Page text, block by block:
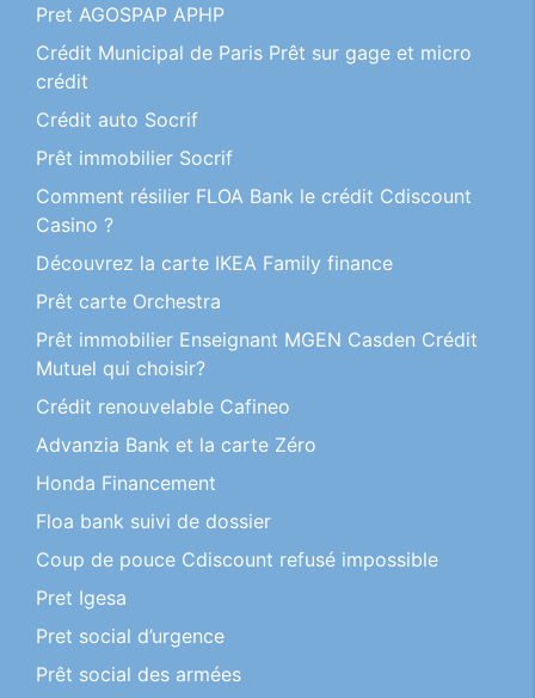
Pret AGOSPAP APHP
Crédit Municipal de Paris Prêt sur gage et micro
crédit
Crédit auto Socrif
Prêt immobilier Socrif
Comment résilier FLOA Bank le crédit Cdiscount
Casino ?
Découvrez la carte IKEA Family finance
Prêt carte Orchestra
Prêt immobilier Enseignant MGEN Casden Crédit
Mutuel qui choisir?
Crédit renouvelable Cafineo
Advanzia Bank et la carte Zéro
Honda Financement
Floa bank suivi de dossier
Coup de pouce Cdiscount refusé impossible
Pret Igesa
Pret social d’urgence
Prêt social des armées